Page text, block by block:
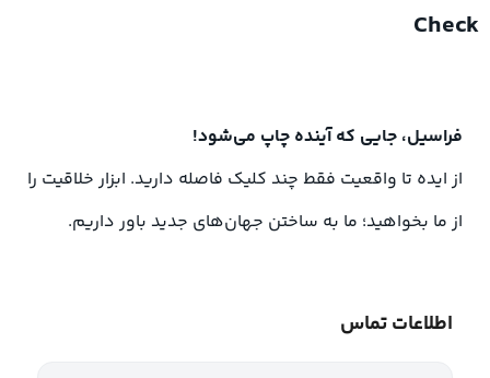
Check
فراسیل، جایی که آینده چاپ می‌شود!
از ایده تا واقعیت فقط چند کلیک فاصله دارید. ابزار خلاقیت را
از ما بخواهید؛ ما به ساختن جهان‌های جدید باور داریم.
اطلاعات تماس